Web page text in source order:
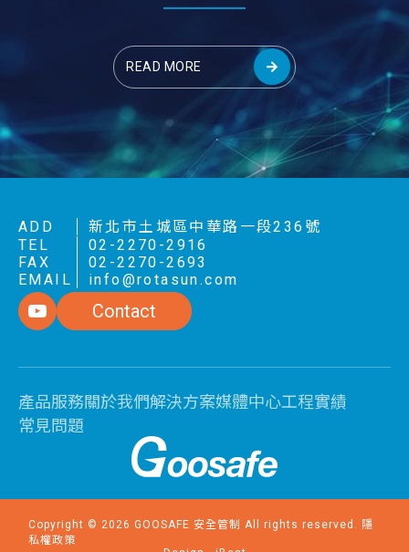
READ MORE
ADD
新北市土城區中華路一段236號
TEL
02-2270-2916
FAX
02-2270-2693
EMAIL
info@rotasun.com
Contact
產品服務關於我們解決方案媒體中心工程實績
常見問題
Copyright © 2026 GOOSAFE 安全管制 All rights reserved. 隱
私權政策